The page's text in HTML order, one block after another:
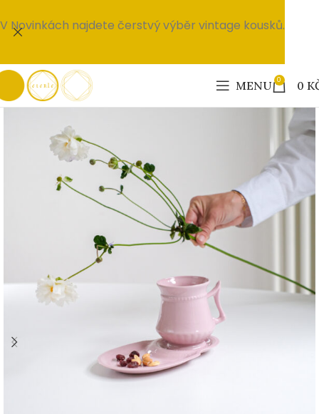
MENU 0 0
V Novinkách najdete čerstvý výběr vintage kousků.